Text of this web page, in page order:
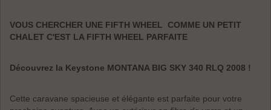
VOUS CHERCHER UNE FIFTH WHEEL COMME UN PETIT
CHALET C'EST LA FIFTH WHEEL PARFAITE
Découvrez la Keystone MONTANA BIG SKY 340 RLQ 2008 !
Cette caravane spacieuse et élégante est parfaite pour votre